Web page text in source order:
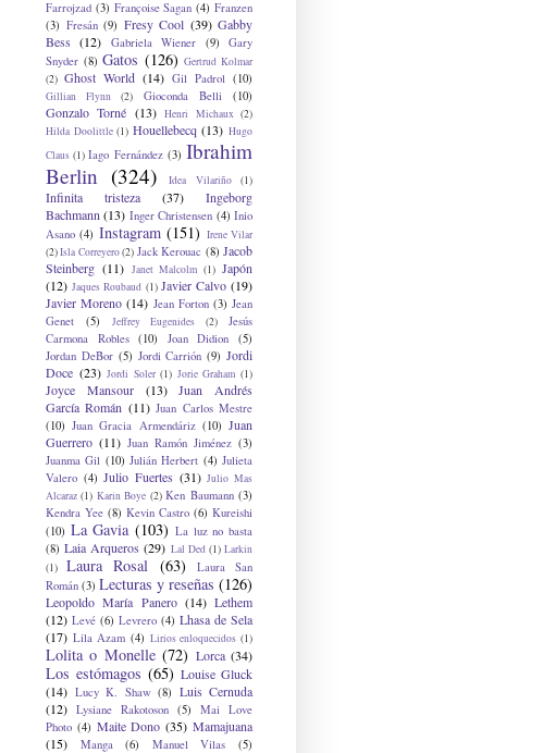
Farrojzad (3) Françoise Sagan (4) Franzen
(3) Fresán (9) Fresy Cool (39) Gabby
Bess (12) Gabriela Wiener (9)
Gary
Snyder (8) Gatos (126) Gertrud Kolmar
(2) Ghost World (14) Gil Padrol (10)
Gillian Flynn (2) Gioconda Belli (10)
Gonzalo Torné (13) Henri Michaux (2)
Hilda Doolittle (1) Houellebecq (13) Hugo
Claus (1) Iago Fernández (3) Ibrahim
Berlin (324) Idea Vilariño (1)
Infinita tristeza (37)
Ingeborg
Bachmann (13) Inger Christensen (4) Inio
Asano (4) Instagram (151) Irene Vilar
(2)Isla Correyero(2) Jack Kerouac (8) Jacob
Steinberg (11) Janet Malcolm (1) Japón
(12) Jaques Roubaud (1) Javier Calvo (19)
Javier Moreno (14) Jean Forton (3) Jean
Genet
(5) Jeffrey Eugenides (2)
Jesús
Carmona Robles
(10) Joan Didion
(5)
Jordan DeBor (5) Jordi Carrión (9) Jordi
Doce (23) Jordi Soler (1) Jorie Graham (1)
Joyce Mansour (13)
Juan Andrés
García Román (11) Juan Carlos Mestre
(10) Juan Gracia Armendáriz (10) Juan
Guerrero (11) Juan Ramón Jiménez (3)
Juanma Gil (10) Julián Herbert (4) Julieta
Valero (4) Julio Fuertes (31) Julio Mas
Alcaraz (1) Karin Boye (2) Ken Baumann (3)
Kendra Yee (8) Kevin Castro (6) Kureishi
(10) La Gavia (103) La luz no basta
(8) Laia Arqueros (29) Lal Ded (1) Larkin
(1)
Laura Rosal (63)
Laura San
Román (3) Lecturas y reseñas (126)
Leopoldo María Panero (14) Lethem
(12) Levé (6) Levrero (4) Lhasa de Sela
(17) Lila Azam (4) Lirios enloquecidos (1)
Lolita o Monelle (72) Lorca (34)
Los estómagos (65) Louise Gluck
(14) Lucy K. Shaw (8) Luis Cernuda
(12) Lysiane Rakotoson (5)
Mai Love
Photo (4) Maite Dono (35) Mamajuana
(15)
Manga (6) Manuel Vilas (5)